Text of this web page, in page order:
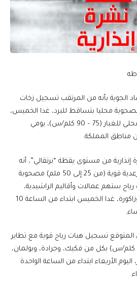
طه
الجوية بأنه من المرتقب تسجيل زخات
(25 – 50 ملم) مصحوبة محليا بتساقط للبرد، غدا الخميس،
وهبات رياح قوية مع تطاير محلي للغبار (75 – 90 كلم/س)، يومي
مناطق المملكة.
من مستوى يقظة “برتقالي”، أنه
من المرتقب تسجيل زخات رعدية قوية (من 25 إلى 50 ملم) مصحوبة
ستهم عمالات وأقاليم الراشيدية،
وتنغير، وورزازات، وميدلت، وزاكورة، غدا الخميس ابتداء من الساعة 10
المتوقع تسجيل هبات رياح قوية مع تطاير
محلي للغبار (من 75 إلى 90 كلم/س) بكل من فكيك، وجرادة، وبولمان،
الأربعاء ابتداء من الساعة الواحدة